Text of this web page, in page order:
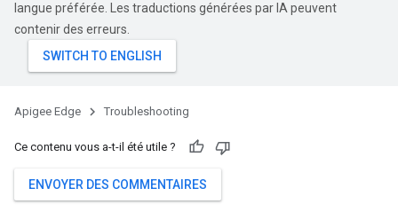
langue préférée. Les traductions générées par IA peuvent
contenir des erreurs.
Apigee Edge Troubleshooting
Ce contenu vous a-t-il été utile ?
ENVOYER DES COMMENTAIRES